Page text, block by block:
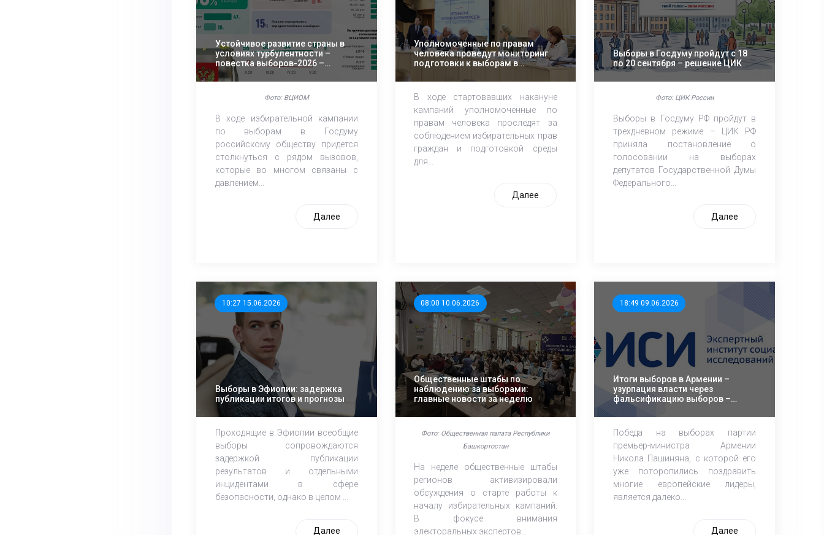
Устойчивое развитие страны в
условиях турбулентности –
повестка выборов-2026 –
эксперты ЭИСИ
Фото: ВЦИОМ
В ходе избирательной кампании
по выборам в Госдуму
российскому обществу придется
столкнуться с рядом вызовов,
которые во многом связаны с
давлением...
Далее
Уполномоченные по правам
человека проведут мониторинг
подготовки к выборам в
В ходе стартовавших накануне
кампаний уполномоченные по
правам человека проследят за
соблюдением избирательных прав
граждан и подготовкой среды
для...
Далее
Выборы в Госдуму пройдут с 18
по 20 сентября – решение ЦИК
Фото: ЦИК России
Выборы в Госдуму РФ пройдут в
трехдневном режиме – ЦИК РФ
приняла постановление о
голосовании на выборах
депутатов Государственной Думы
Федерального...
Далее
10:27 15.06.2026
Выборы в Эфиопии: задержка
публикации итогов и прогнозы
Проходящие в Эфиопии всеобщие
выборы сопровождаются
задержкой публикации
результатов и отдельными
инцидентами в сфере
безопасности, однако в целом ...
Далее
08:00 10.06.2026
Общественные штабы по
наблюдению за выборами:
главные новости за неделю
Фото: Общественная палата Республики
Башкортостан
На неделе общественные штабы
регионов активизировали
обсуждения о старте работы к
началу избирательных кампаний.
В фокусе внимания
электоральных экспертов...
18:49 09.06.2026
Итоги выборов в Армении –
узурпация власти через
фальсификацию выборов –
эксперты ЭИСИ
Победа на выборах партии
премьер-министра Армении
Никола Пашиняна, с которой его
уже поторопились поздравить
многие европейские лидеры,
является далеко...
Далее